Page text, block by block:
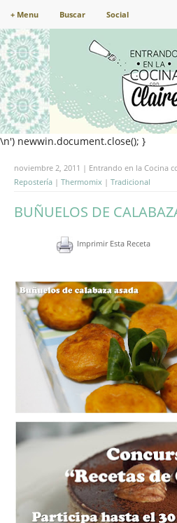
+ Menu Buscar Social
\n') newwin.document.close(); }
noviembre 2, 2011 | Entrando en la Cocina
Repostería | Thermomix | Tradicional
BUÑUELOS DE
Imprimir Esta Receta